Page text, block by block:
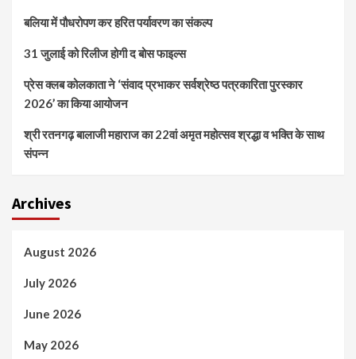
बलिया में पौधरोपण कर हरित पर्यावरण का संकल्प
31 जुलाई को रिलीज होगी द बोस फाइल्स
प्रेस क्लब कोलकाता ने ‘संवाद प्रभाकर सर्वश्रेष्ठ पत्रकारिता पुरस्कार
2026’ का किया आयोजन
श्री रतनगढ़ बालाजी महाराज का 22वां अमृत महोत्सव श्रद्धा व भक्ति के साथ
संपन्न
Archives
August 2026
July 2026
June 2026
May 2026